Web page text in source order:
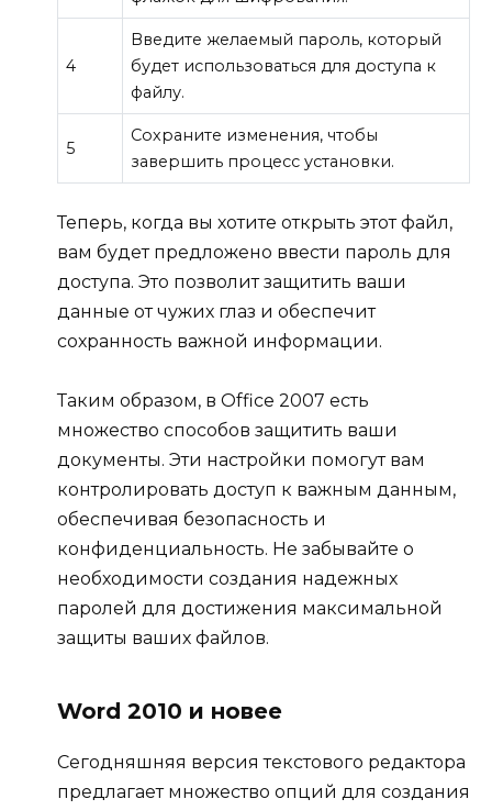
4
Введите желаемый пароль, который
будет использоваться для доступа к
файлу.
5
Сохраните изменения, чтобы
завершить процесс установки.
Теперь, когда вы хотите открыть этот файл,
вам будет предложено ввести пароль для
доступа. Это позволит защитить ваши
данные от чужих глаз и обеспечит
сохранность важной информации.
Таким образом, в Office 2007 есть
множество способов защитить ваши
документы. Эти настройки помогут вам
контролировать доступ к важным данным,
обеспечивая безопасность и
конфиденциальность. Не забывайте о
необходимости создания надежных
паролей для достижения максимальной
защиты ваших файлов.
Word 2010 и новее
Сегодняшняя версия текстового редактора
предлагает множество опций для создания